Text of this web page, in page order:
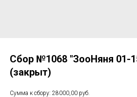
Сбор №1068 "ЗооНяня 01-
(закрыт)
Сумма к сбору: 28000,00 руб.